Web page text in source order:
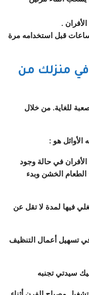
.
قبل استخدامه مرة
في منزلك من
للغاية. من خلال
هو :
في حالة وجود
الخشن وبدء
فيها لمدة لا تقل عن
تسهيل أعمال التنظيف
سيدتي تجنبه